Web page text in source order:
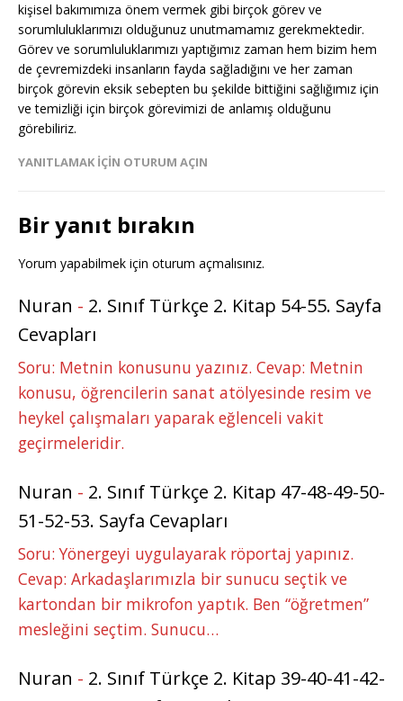
kişisel bakımımıza önem vermek gibi birçok görev ve
sorumluluklarımızı olduğunuz unutmamamız gerekmektedir.
Görev ve sorumluluklarımızı yaptığımız zaman hem bizim hem
de çevremizdeki insanların fayda sağladığını ve her zaman
birçok görevin eksik sebepten bu şekilde bittiğini sağlığımız için
ve temizliği için birçok görevimizi de anlamış olduğunu
görebiliriz.
YANITLAMAK IÇIN OTURUM AÇIN
Bir yanıt bırakın
Yorum yapabilmek için oturum açmalısınız.
Nuran - 2. Sınıf Türkçe 2. Kitap 54-55. Sayfa
Cevapları
Soru: Metnin konusunu yazınız. Cevap: Metnin
konusu, öğrencilerin sanat atölyesinde resim ve
heykel çalışmaları yaparak eğlenceli vakit
geçirmeleridir.
Nuran - 2. Sınıf Türkçe 2. Kitap 47-48-49-50-
51-52-53. Sayfa Cevapları
Soru: Yönergeyi uygulayarak röportaj yapınız.
Cevap: Arkadaşlarımızla bir sunucu seçtik ve
kartondan bir mikrofon yaptık. Ben “öğretmen”
mesleğini seçtim. Sunucu…
Nuran - 2. Sınıf Türkçe 2. Kitap 39-40-41-42-